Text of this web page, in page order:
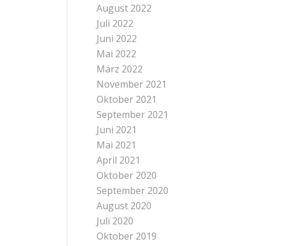
August 2022
Juli 2022
Juni 2022
Mai 2022
März 2022
November 2021
Oktober 2021
September 2021
Juni 2021
Mai 2021
April 2021
Oktober 2020
September 2020
August 2020
Juli 2020
Oktober 2019